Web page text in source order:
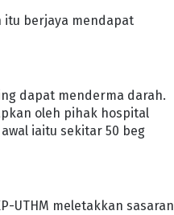
itu berjaya mendapat
dapat menderma darah.
oleh pihak hospital
iaitu sekitar 50 beg
UTHM meletakkan sasaran